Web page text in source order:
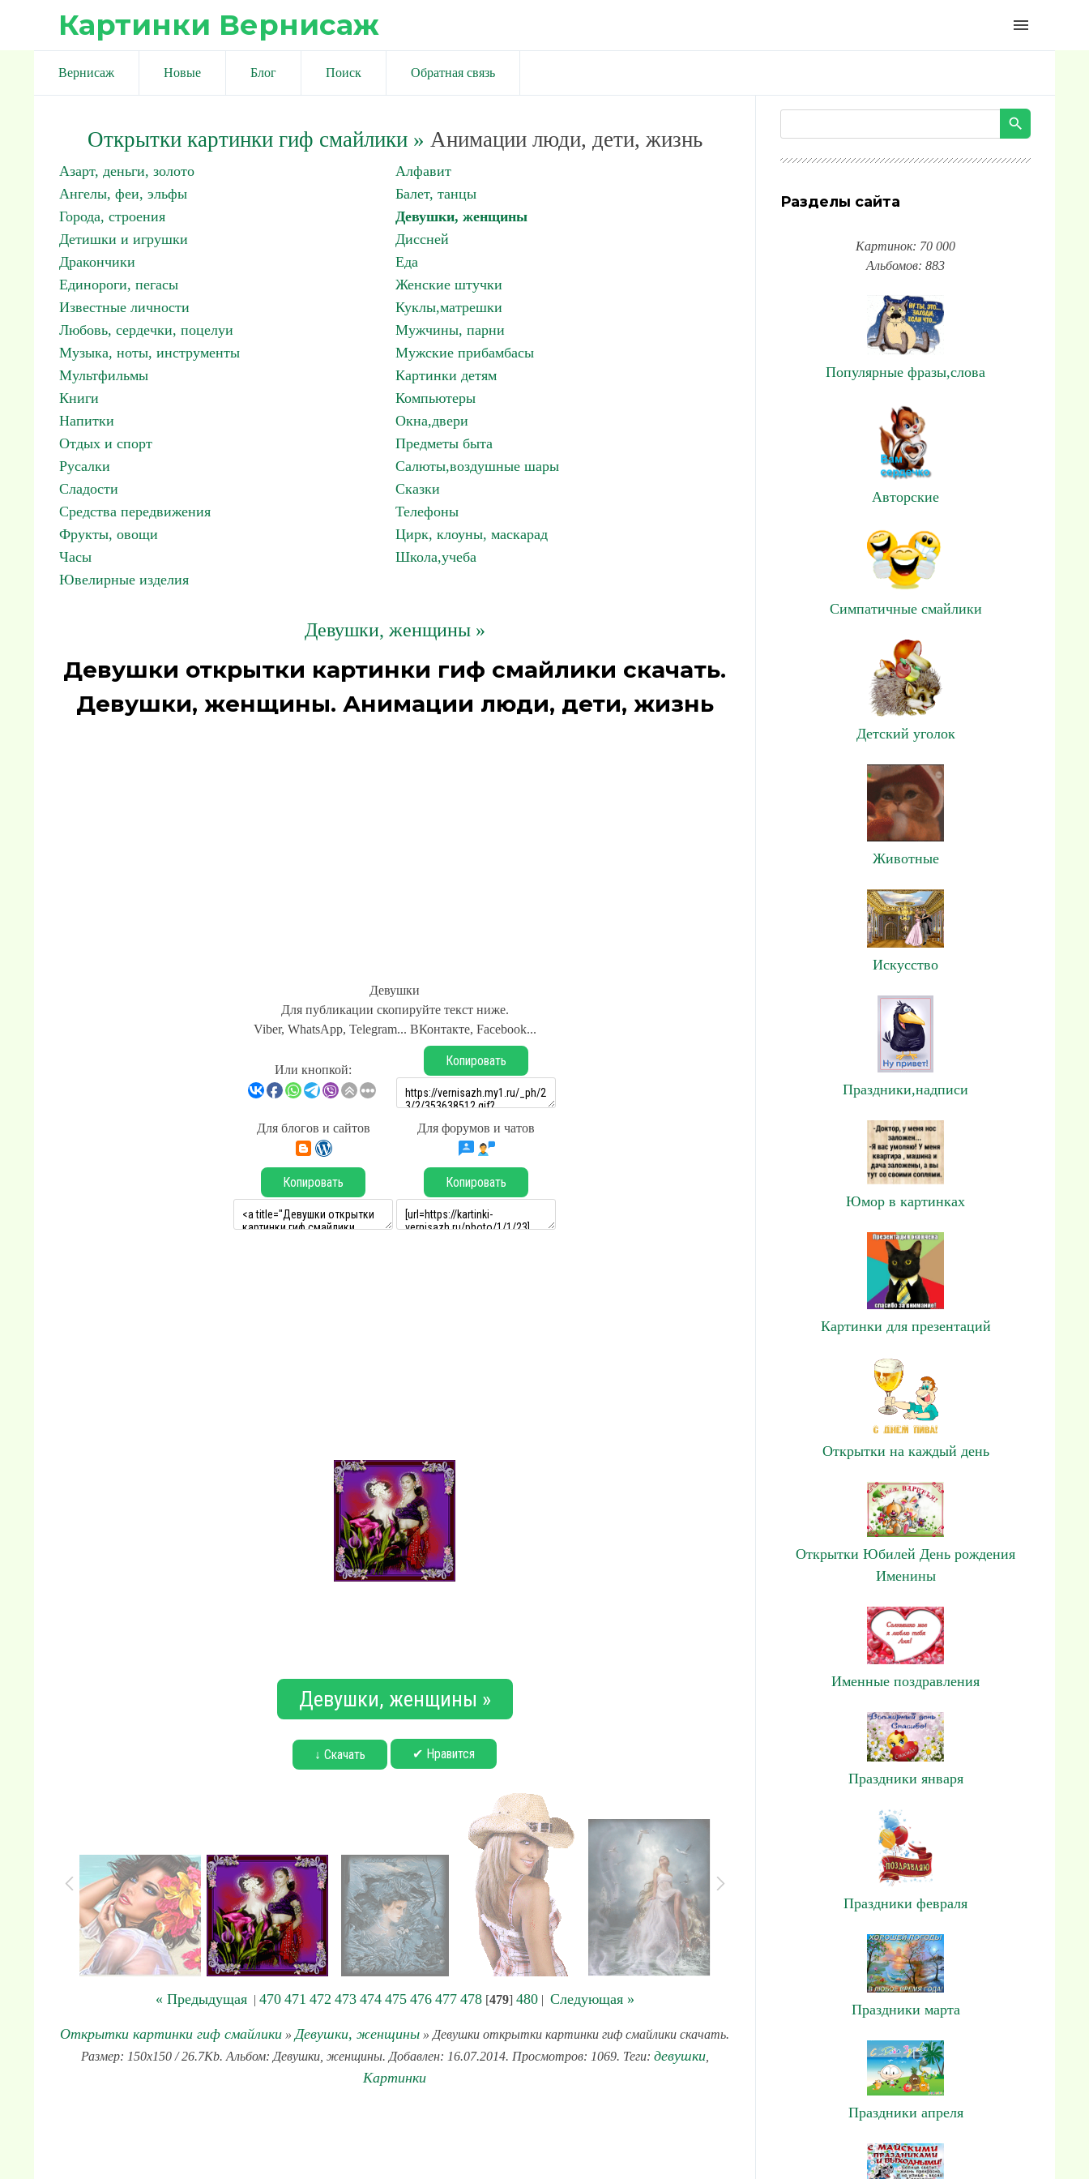
Картинки Вернисаж menu
Вернисаж Новые Блог Поиск Обратная связь
Открытки картинки гиф смайлики» Анимации люди, дети, жизнь
Азарт, деньги, золото
Алфавит
Ангелы, феи, эльфы
Балет, танцы
Города, строения
Девушки, женщины
Детишки и игрушки
Диссней
Дракончики
Еда
Единороги, пегасы
Женские штучки
Известные личности
Куклы,матрешки
Любовь, сердечки, поцелуи
Мужчины, парни
Музыка, ноты, инструменты
Мужские прибамбасы
Мультфильмы
Картинки детям
Книги
Компьютеры
Напитки
Окна,двери
Отдых и спорт
Предметы быта
Русалки
Салюты,воздушные шары
Сладости
Сказки
Средства передвижения
Телефоны
Фрукты, овощи
Цирк, клоуны, маскарад
Часы
Школа,учеба
Ювелирные изделия
Девушки, женщины »
Девушки открытки картинки гиф смайлики скачать.
Девушки, женщины. Анимации люди, дети, жизнь
Девушки
Для публикации скопируйте текст ниже.
Viber, WhatsApp, Telegram... ВКонтакте, Facebook...
Или кнопкой:
Копировать
Для блогов и сайтов Для форумов и чатов
Копировать Копировать
Девушки, женщины »
↓ Скачать ✔ Нравится
« Предыдущая| 470 471 472 473 474 475 476 477 478[479] 480| Следующая »
Открытки картинки гиф смайлики » Девушки, женщины » Девушки открытки картинки гиф смайлики скачать.
Размер: 150x150 / 26.7Kb. Альбом: Девушки, женщины. Добавлен: 16.07.2014. Просмотров: 1069. Теги: девушки,
Картинки
Разделы сайта
Картинок: 70 000
Альбомов: 883
Популярные фразы,слова
Авторские
Симпатичные смайлики
Детский уголок
Животные
Искусство
Праздники,надписи
Юмор в картинках
Картинки для презентаций
Открытки на каждый день
Открытки Юбилей День рождения
Именины
Именные поздравления
Праздники января
Праздники февраля
Праздники марта
Праздники апреля